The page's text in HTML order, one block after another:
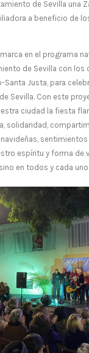
de Sevilla una
a beneficio de
en el programa
de Sevilla con los
Santa Justa, para
Sevilla. Con este
ciudad la fiesta
solidaridad,
espíritu y forma de
en todos y cada